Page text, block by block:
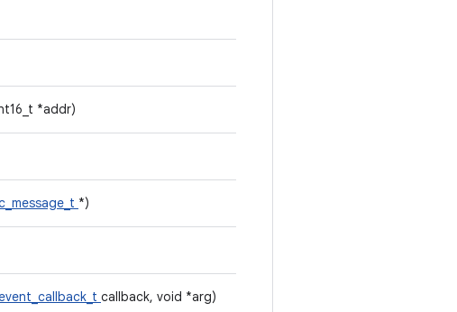
*addr)
*)
callback, void *arg)